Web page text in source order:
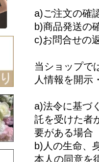
a)ご注文の確
b)商品発送の
c)お問合せの
当ショップで
人情報を開示
a)法令に基づ
託を受けた者
要がある場合
b)人の生命、
本人の同意を